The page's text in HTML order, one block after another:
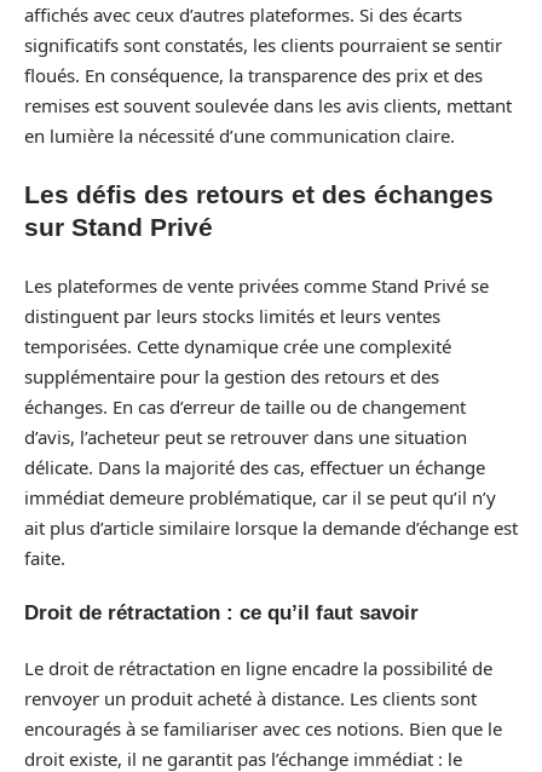
affichés avec ceux d’autres plateformes. Si des écarts
significatifs sont constatés, les clients pourraient se sentir
floués. En conséquence, la transparence des prix et des
remises est souvent soulevée dans les avis clients, mettant
en lumière la nécessité d’une communication claire.
Les défis des retours et des échanges
sur Stand Privé
Les plateformes de vente privées comme Stand Privé se
distinguent par leurs stocks limités et leurs ventes
temporisées. Cette dynamique crée une complexité
supplémentaire pour la gestion des retours et des
échanges. En cas d’erreur de taille ou de changement
d’avis, l’acheteur peut se retrouver dans une situation
délicate. Dans la majorité des cas, effectuer un échange
immédiat demeure problématique, car il se peut qu’il n’y
ait plus d’article similaire lorsque la demande d’échange est
faite.
Droit de rétractation : ce qu’il faut savoir
Le droit de rétractation en ligne encadre la possibilité de
renvoyer un produit acheté à distance. Les clients sont
encouragés à se familiariser avec ces notions. Bien que le
droit existe, il ne garantit pas l’échange immédiat : le